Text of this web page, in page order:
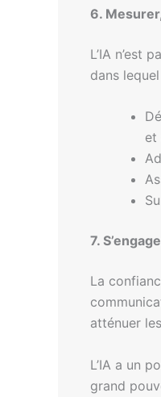
6.
L’IA n’est
dans
et
7.
La
atténuer
L’IA a un
grand